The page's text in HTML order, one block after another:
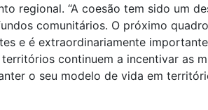
regional. “A coesão tem sido um
comunitários. O próximo
e é extraordinariamente
continuem a incentivar as
o seu modelo de vida em